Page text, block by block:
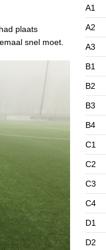
plaats
snel moet.
A1
A2
A3
B1
B2
B3
B4
C1
C2
C3
C4
D1
D2